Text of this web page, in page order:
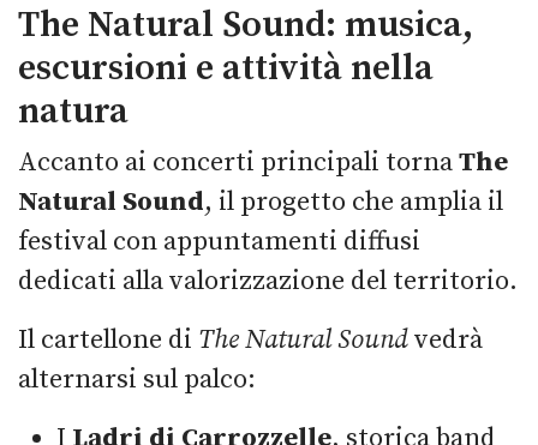
The Natural Sound: musica,
escursioni e attività nella
natura
Accanto ai concerti principali tornaThe
Natural Sound, il progetto che amplia il
festival con appuntamenti diffusi
dedicati alla valorizzazione del territorio.
Il cartellone di The Natural Soundvedrà
alternarsi sul palco:
I Ladri di Carrozzelle, storica band